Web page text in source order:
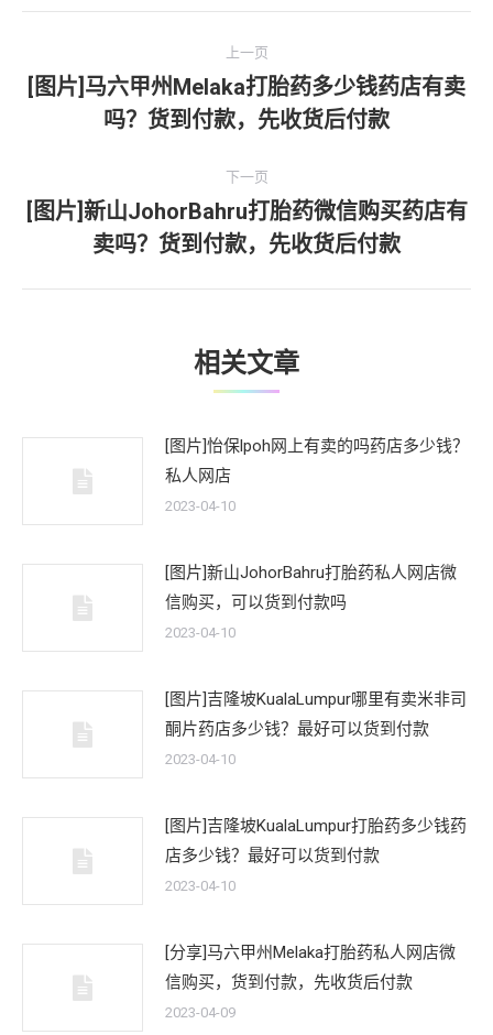
章
上一页
上
一
[图片]马六甲州Melaka打胎药多少钱药店有卖
吗？货到付款，先收货后付款
下一页
下
一
文
[图片]新山JohorBahru打胎药微信购买药店有
卖吗？货到付款，先收货后付款
相关文章
[图片]怡保lpoh网上有卖的吗药店多少钱？
私人网店
2023-04-10
[图片]新山JohorBahru打胎药私人网店微
信购买，可以货到付款吗
2023-04-10
[图片]吉隆坡KualaLumpur哪里有卖米非司
酮片药店多少钱？最好可以货到付款
2023-04-10
[图片]吉隆坡KualaLumpur打胎药多少钱药
店多少钱？最好可以货到付款
2023-04-10
[分享]马六甲州Melaka打胎药私人网店微
信购买，货到付款，先收货后付款
2023-04-09